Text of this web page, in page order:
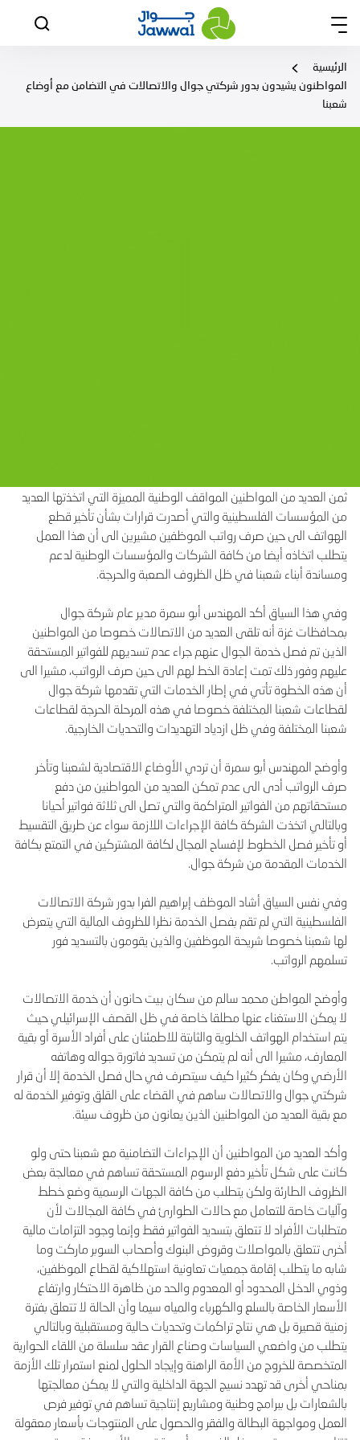
الرئيسية
المواطنون يشيدون بدور شركتي جوال والاتصالات في التضامن مع أوضاع
شعبنا
ثمن العديد من المواطنين المواقف الوطنية المميزة التي اتخذتها العديد
من المؤسسات الفلسطينية والتي أصدرت قرارات بشأن تأخير قطع
الهواتف الى حين صرف رواتب الموظفين مشيرين الى أن هذا العمل
يتطلب اتخاذه أيضا من كافة الشركات والمؤسسات الوطنية لدعم
ومساندة أبناء شعبنا في ظل الظروف الصعبة والحرجة.
وفي هذا السياق أكد المهندس أبو سمرة مدير عام شركة جوال
بمحافظات غزة أنه تلقى العديد من الاتصالات خصوصا من المواطنين
الذين تم فصل خدمة الجوال عنهم جراء عدم تسديهم للفواتير المستحقة
عليهم وفور ذلك تمت إعادة الخط لهم الى حين صرف الرواتب، مشيرا الى
أن هذه الخطوة تأتي في إطار الخدمات التي تقدمها شركة جوال
لقطاعات شعبنا المختلفة خصوصا في هذه المرحلة الحرجة لقطاعات
شعبنا المختلفة وفي ظل ازدياد التهديدات والتحديات الخارجية.
وأوضح المهندس أبو سمرة أن تردي الأوضاع الاقتصادية لشعبنا وتأخر
صرف الرواتب أدى الى عدم تمكن العديد من المواطنين من دفع
مستحقاتهم من الفواتير المتراكمة والتي تصل الى ثلاثة فواتير أحيانا
وبالتالي اتخذت الشركة كافة الإجراءات اللازمة سواء عن طريق التقسيط
أو تأخير فصل الخطوط لإفساح المجال لكافة المشتركين في التمتع بكافة
الخدمات المقدمة من شركة جوال.
وفي نفس السياق أشاد الموظف إبراهيم الفرا بدور شركة الاتصالات
الفلسطينية التي لم تقم بفصل الخدمة نظرا للظروف المالية التي يتعرض
لها شعبنا خصوصا شريحة الموظفين والذين يقومون بالتسديد فور
تسلمهم الرواتب.
وأوضح المواطن محمد سالم من سكان بيت حانون أن خدمة الاتصالات
لا يمكن الاستغناء عنها مطلقا خاصة في ظل القصف الإسرائيلي حيث
يتم استخدام الهواتف الخلوية والثابتة للاطمئنان على أفراد الأسرة أو بقية
المعارف، مشيرا الى أنه لم يتمكن من تسديد فاتورة جواله وهاتفه
الأرضي وكان يفكر كثيرا كيف سيتصرف في حال فصل الخدمة إلا أن قرار
شركتي جوال والاتصالات ساهم في القضاء على القلق وتوفير الخدمة له
مع بقية العديد من المواطنين الذين يعانون من ظروف سيئة.
وأكد العديد من المواطنين أن الإجراءات التضامنية مع شعبنا حتى ولو
كانت على شكل تأخير دفع الرسوم المستحقة تساهم في معالجة بعض
الظروف الطارئة ولكن يتطلب من كافة الجهات الرسمية وضع خطط
وآليات خاصة للتعامل مع حالات الطوارئ في كافة المجالات لأن
متطلبات الأفراد لا تتعلق بتسديد الفواتير فقط وإنما وجود التزامات مالية
أخرى تتعلق بالمواصلات وقروض البنوك وأصحاب السوبر ماركت وما
شابه ما يتطلب إقامة جمعيات تعاونية استهلاكية لقطاع الموظفين،
وذوي الدخل المحدود أو المعدوم والحد من ظاهرة الاحتكار وارتفاع
الأسعار الخاصة بالسلع والكهرباء والمياه سيما وأن الحالة لا تتعلق بفترة
زمنية قصيرة بل هي نتاج تراكمات وتحديات حالية ومستقبلية وبالتالي
يتطلب من واضعي السياسات وصناع القرار عقد سلسلة من اللقاء الحوارية
المتخصصة للخروج من الأمة الراهنة وإيجاد الحلول لمنع استمرار تلك الأزمة
بمناحي أخرى قد تهدد نسيج الجهة الداخلية والتي لا يمكن معالجتها
بالشعارات بل ببرامج وطنية ومشاريع إنتاجية تساهم في توفير فرص
العمل ومواجهة البطالة والفقر والحصول على المنتوجات بأسعار معقولة